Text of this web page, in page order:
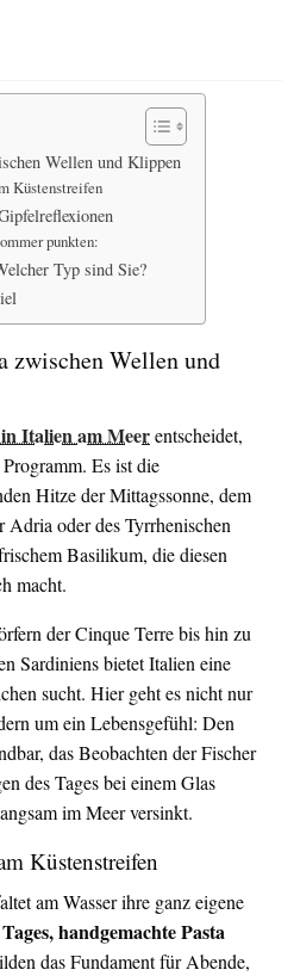
Wellen und Klippen
Küstenstreifen
punkten:
Typ sind Sie?
Wellen und
Italien am Meerentscheidet,
Es ist die
Hitze der Mittagssonne, dem
Adria oder des Tyrrhenischen
Basilikum, die diesen
macht.
der Cinque Terre bis hin zu
Sardiniens bietet Italien eine
sucht. Hier geht es nicht nur
um ein Lebensgefühl: Den
das Beobachten der Fischer
des Tages bei einem Glas
im Meer versinkt.
Küstenstreifen
am Wasser ihre ganz eigene
handgemachte Pasta
das Fundament für Abende,